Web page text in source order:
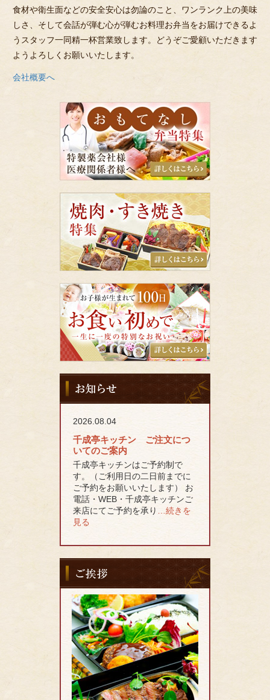
食材や衛生面などの安全安心は勿論のこと、ワンランク上の美味
しさ、そして会話が弾む心が弾むお料理お弁当をお届けできるよ
うスタッフ一同精一杯営業致します。どうぞご愛顧いただきます
ようよろしくお願いいたします。
会社概要へ
お
も
て
な
し
弁
当
特
焼
肉・
焼
き
特
集
千
成
亭
キ
ッ
チ
ン
の
お
食
お
知
ら
2026.08.04
千成亭キッチン ご注文につ
いてのご案内
千成亭キッチンはご予約制で
す。（ご利用日の二日前までに
ご予約をお願いいたします） お
電話・WEB・千成亭キッチンご
来店にてご予約を承り …続きを
見る
ご
挨
拶